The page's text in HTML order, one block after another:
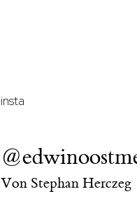
insta
Von Stephan Herczeg